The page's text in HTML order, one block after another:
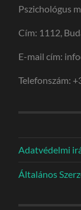
Pszichológus
Cím: 1112,
E-mail cím:
Telefonszám:
Adatvédelmi
Általános